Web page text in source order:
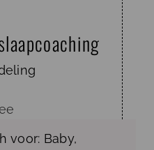
voor: Baby,